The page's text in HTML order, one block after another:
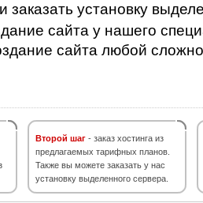
установку
сайта у нашего
сайта любой
Второй шаг - заказ хостинга из
предлагаемых тарифных планов.
Также вы можете заказать у нас
установку выделенного сервера.